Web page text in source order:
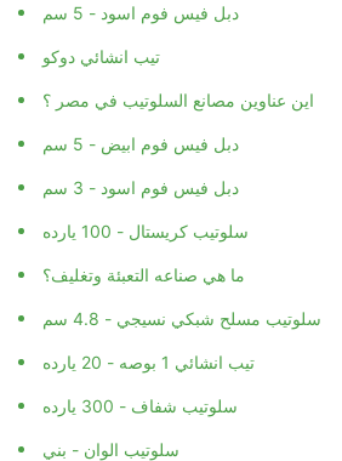
دبل فيس فوم اسود - 5 سم
تيب انشائي دوكو
اين عناوين مصانع السلوتيب في مصر ؟
دبل فيس فوم ابيض - 5 سم
دبل فيس فوم اسود - 3 سم
سلوتيب كريستال - 100 يارده
ما هي صناعه التعبئة وتغليف؟
سلوتيب مسلح شبكي نسيجي - 4.8 سم
تيب انشائي 1 بوصه - 20 يارده
سلوتيب شفاف - 300 يارده
سلوتيب الوان - بني